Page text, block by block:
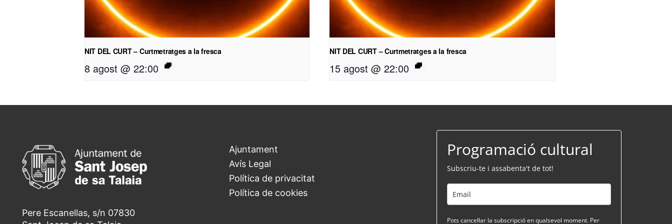
NIT DEL CURT – Curtmetratges a la fresca
8 agost @ 22:00
NIT DEL CURT – Curtmetratges a la fresca
15 agost @ 22:00
Pere Escanellas, s/n 07830
Ajuntament
Avís Legal
Política de privacitat
Política de cookies
Programació cultural
Subscriu-te i assabenta't de tot!
Pots cancel·lar la subscripció en qualsevol moment. Per